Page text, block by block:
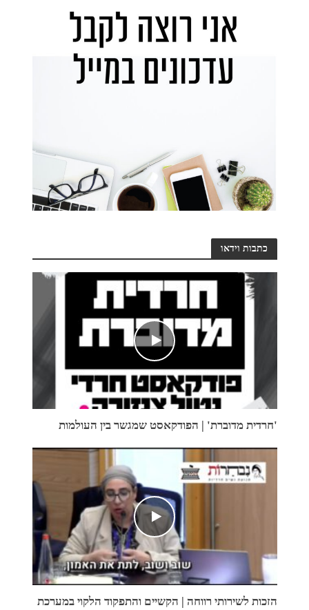
כתבות וידאו
'חרדית מדוברת' | הפודקאסט שמגשר בין העולמות
הזכות לשירותי רווחה | הקשיים והתפקוד הלקוי במערכת